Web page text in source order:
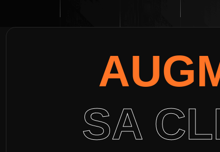
SA